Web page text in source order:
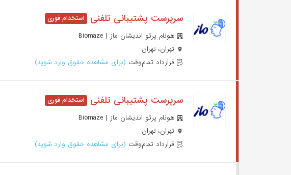
سرپرست پشتیبانی تلفنی
هونام پرتو اندیشان ماز | Biomaze
تهران، تهران
قرارداد تمام‌وقت (برای مشاهده حقوق وارد شوید)
سرپرست پشتیبانی تلفنی
هونام پرتو اندیشان ماز | Biomaze
تهران، تهران
قرارداد تمام‌وقت (برای مشاهده حقوق وارد شوید)